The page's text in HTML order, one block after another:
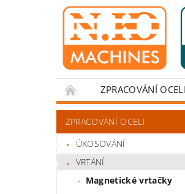
ZPRACOVÁNÍ OCELI
ZPRACOVÁNÍ OCELI
ÚKOSOVÁNÍ
VRTÁNÍ
Magnetické vrtačky